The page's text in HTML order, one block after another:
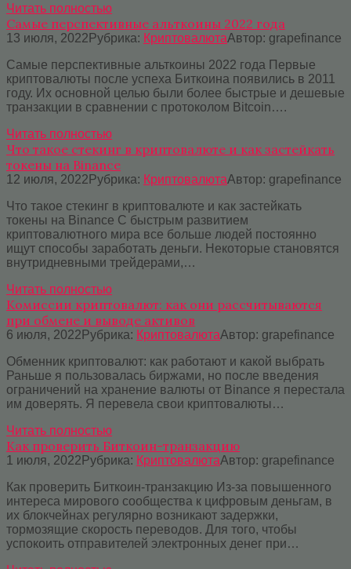
Читать полностью
Самые перспективные альткоины 2022 года
13 июля, 2022 Рубрика: КриптовалютаАвтор: grapefinance
Самые перспективные альткоины 2022 года Первые
криптовалюты после успеха Биткоина появились в 2011
году. Их основной целью были более быстрые и дешевые
транзакции в сравнении с протоколом Bitcoin….
Читать полностью
Что такое стекинг в криптовалюте и как застейкать
токены на Binance
12 июля, 2022 Рубрика: КриптовалютаАвтор: grapefinance
Что такое стекинг в криптовалюте и как застейкать
токены на Binance С быстрым развитием
криптовалютного мира все больше людей постоянно
ищут способы заработать деньги. Некоторые становятся
внутридневными трейдерами,…
Читать полностью
Комиссии криптовалют: как они рассчитываются
при обмене и выводе активов
6 июля, 2022 Рубрика: КриптовалютаАвтор: grapefinance
Обменник криптовалют: как работают и какой выбрать
Раньше я пользовалась биржами, но после введения
ограничений на хранение валюты от Binance я перестала
им доверять. Я перевела свои криптовалюты…
Читать полностью
Как проверить Биткоин-транзакцию
1 июля, 2022 Рубрика: КриптовалютаАвтор: grapefinance
Как проверить Биткоин-транзакцию Из-за повышенного
интереса мирового сообщества к цифровым деньгам, в
их блокчейнах регулярно возникают задержки,
тормозящие скорость переводов. Для того, чтобы
успокоить отправителей электронных денег при…